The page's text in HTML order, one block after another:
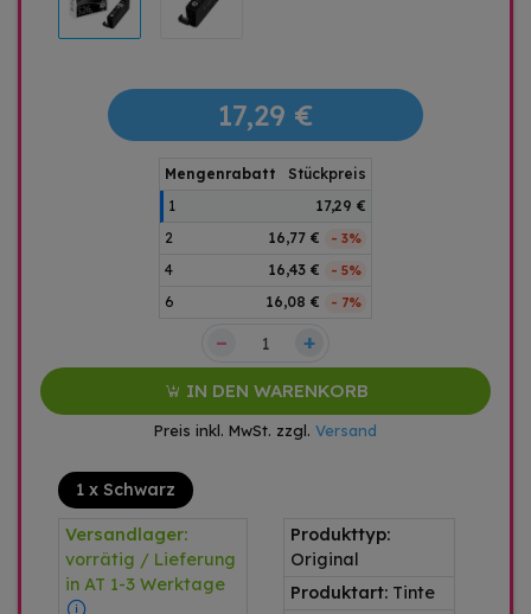
17,29 €
Mengenrabatt
Stückpreis
1
17,29 €
2
16,77 € - 3%
4 16,43 € - 5%
6 16,08 € - 7%
– +
IN DEN WARENKORB
Preis inkl. MwSt. zzgl. Versand
1 x Schwarz
Versandlager:
vorrätig / Lieferung
in AT 1-3 Werktage
Produkttyp:
Original
Produktart: Tinte